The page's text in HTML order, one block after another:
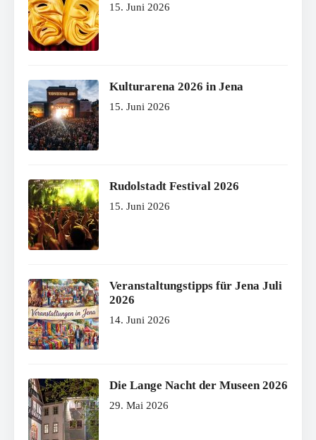
15. Juni 2026
Kulturarena 2026 in Jena
15. Juni 2026
Rudolstadt Festival 2026
15. Juni 2026
Veranstaltungstipps für Jena Juli
2026
14. Juni 2026
Die Lange Nacht der Museen 2026
29. Mai 2026